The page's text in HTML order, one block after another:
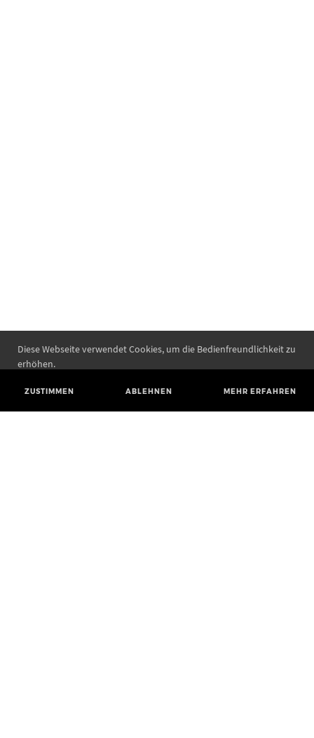
Diese Webseite verwendet Cookies, um die Bedienfreundlichkeit zu
erhöhen.
ZUSTIMMEN ABLEHNEN MEHR ERFAHREN